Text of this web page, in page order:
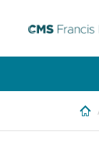
content